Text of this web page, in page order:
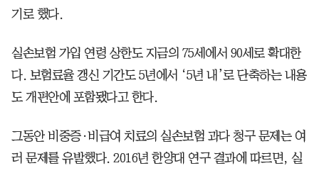
기로 했다.
실손보험 가입 연령 상한도 지금의 75세에서 90세로 확대한
다. 보험료율 갱신 기간도 5년에서 ‘5년 내’로 단축하는 내용
도 개편안에 포함됐다고 한다.
그동안 비중증·비급여 치료의 실손보험 과다 청구 문제는 여
러 문제를 유발했다. 2016년 한양대 연구 결과에 따르면, 실